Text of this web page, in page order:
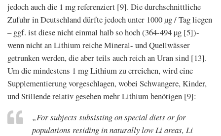
jedoch auch die 1 mg referenziert [9]. Die durchschnittliche
Zufuhr in Deutschland dürfte jedoch unter 1000 µg / Tag liegen
– ggf. ist diese nicht einmal halb so hoch (364-494 µg [5])-
wenn nicht an Lithium reiche Mineral- und Quellwässer
getrunken werden, die aber teils auch reich an Uran sind [13].
Um die mindestens 1 mg Lithium zu erreichen, wird eine
Supplementierung vorgeschlagen, wobei Schwangere, Kinder,
und Stillende relativ gesehen mehr Lithium benötigen [9]:
„For subjects subsisting on special diets or for
populations residing in naturally low Li areas, Li